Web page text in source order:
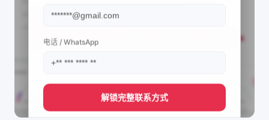
电话 / WhatsApp
解锁完整联系方式